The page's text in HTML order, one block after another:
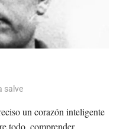
salve
un corazón inteligente
todo, comprender.